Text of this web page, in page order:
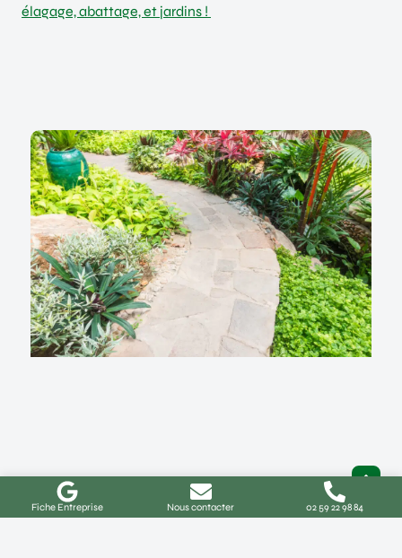
Fiche Entreprise Nous contacter 02 59 22 98 84
élagage, abattage, et jardins !